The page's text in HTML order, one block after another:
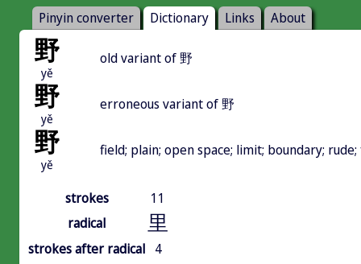
Pinyin converter Dictionary Links About
野
yě
old variant of 野
野
yě
erroneous variant of 野
野
yě
field; plain; open space; limit; boundary;
strokes
11
radical
里
strokes after radical 4